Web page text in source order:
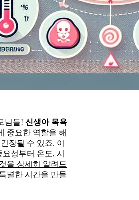
님들! 신생아 목욕
중요한 역할을 해
장될 수 있죠. 이
요성부터 온도, 시
을 상세히 알려드
별한 시간을 만들